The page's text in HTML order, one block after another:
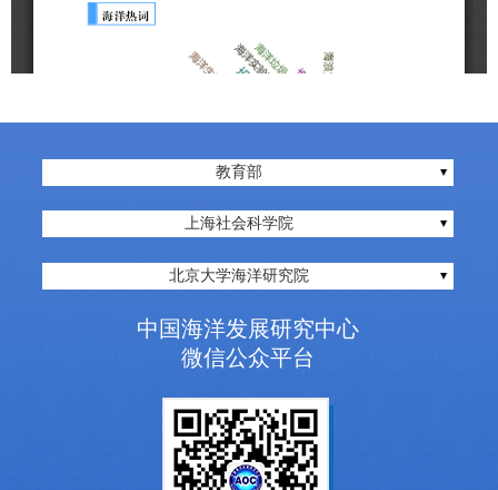
教育部
上海社会科学院
北京大学海洋研究院
中国海洋发展研究中心
微信公众平台